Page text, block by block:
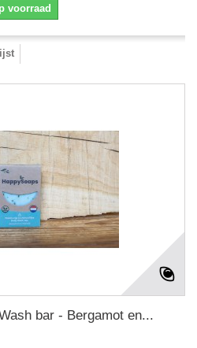
voorraad
bar - Bergamot en...